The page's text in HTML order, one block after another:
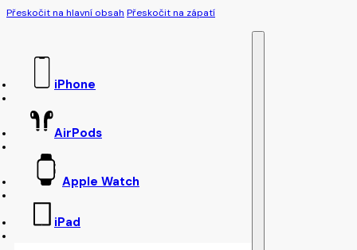
Přeskočit na hlavní obsah Přeskočit na zápatí
iPhone
AirPods
Apple Watch
iPad